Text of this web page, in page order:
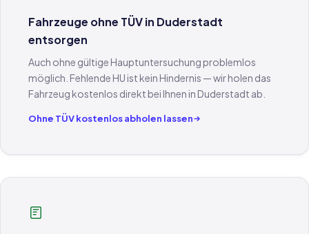
Fahrzeuge ohne TÜV in Duderstadt
entsorgen
Auch ohne gültige Hauptuntersuchung problemlos
möglich. Fehlende HU ist kein Hindernis — wir holen das
Fahrzeug kostenlos direkt bei Ihnen in Duderstadt ab.
Ohne TÜV kostenlos abholen lassen